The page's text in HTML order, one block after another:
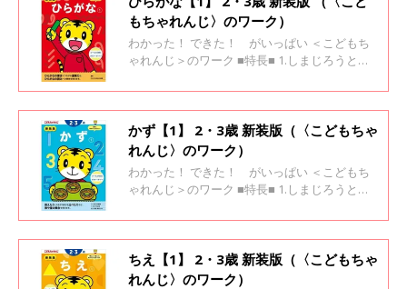
もちゃれんじ〉のワーク）
わかった！ できた！ がいっぱい ＜こどもち
ゃれんじ＞のワーク ■特長■ 1.しまじろうと一
場面がいっぱい 3.「わかった！」「できた！」
が自信になります
かず【1】 2・3歳 新装版（〈こどもちゃ
れんじ〉のワーク）
わかった！ できた！ がいっぱい ＜こどもち
ゃれんじ＞のワーク ■特長■ 1.しまじろうと一
場面がいっぱい 3.「わかった！」「できた！」
が自信になります
ちえ【1】 2・3歳 新装版（〈こどもちゃ
れんじ〉のワーク）